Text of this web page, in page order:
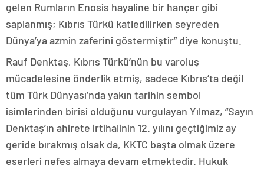
gelen Rumların Enosis hayaline bir hançer gibi
saplanmış; Kıbrıs Türkü katledilirken seyreden
Dünya’ya azmin zaferini göstermiştir” diye konuştu.
Rauf Denktaş, Kıbrıs Türkü’nün bu varoluş
mücadelesine önderlik etmiş, sadece Kıbrıs’ta değil
tüm Türk Dünyası’nda yakın tarihin sembol
isimlerinden birisi olduğunu vurgulayan Yılmaz, “Sayın
Denktaş’ın ahirete irtihalinin 12. yılını geçtiğimiz ay
geride bırakmış olsak da, KKTC başta olmak üzere
eserleri nefes almaya devam etmektedir. Hukuk